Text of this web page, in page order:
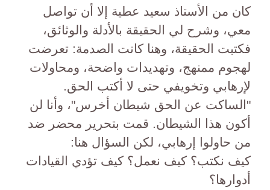
كان من الأستاذ سعيد عطية إلا أن تواصل
معي، وشرح لي الحقيقة بالأدلة والوثائق،
فكتبت الحقيقة، وهنا كانت الصدمة: تعرضت
لهجوم ممنهج، وتهديدات واضحة، ومحاولات
لإرهابي وتخويفي حتى لا أكتب الحق.
"الساكت عن الحق شيطان أخرس"، وأنا لن
أكون هذا الشيطان. قمت بتحرير محضر ضد
من حاولوا إرهابي، لكن السؤال هنا:
كيف نكتب؟ كيف نعمل؟ كيف تؤدي القيادات
أدوارها؟